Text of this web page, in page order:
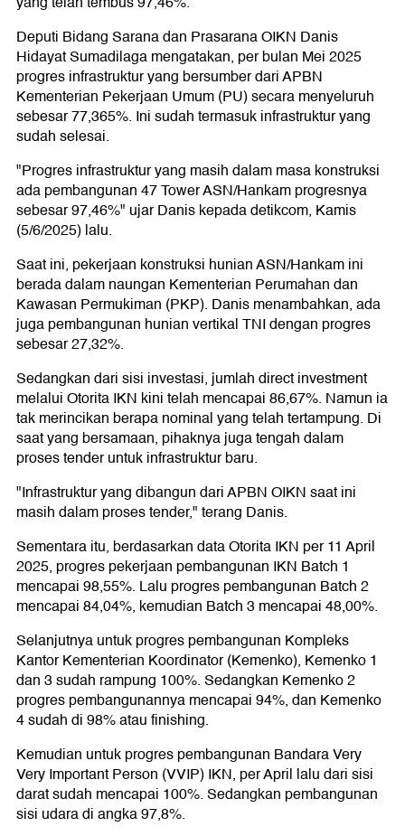
Deputi Bidang Sarana dan Prasarana OIKN Danis
Hidayat Sumadilaga mengatakan, per bulan Mei 2025
progres infrastruktur yang bersumber dari APBN
Kementerian Pekerjaan Umum (PU) secara menyeluruh
sebesar 77,365%. Ini sudah termasuk infrastruktur yang
sudah selesai.
"Progres infrastruktur yang masih dalam masa konstruksi
ada pembangunan 47 Tower ASN/Hankam progresnya
sebesar 97,46%" ujar Danis kepada detikcom, Kamis
(5/6/2025) lalu.
Saat ini, pekerjaan konstruksi hunian ASN/Hankam ini
berada dalam naungan Kementerian Perumahan dan
Kawasan Permukiman (PKP). Danis menambahkan, ada
juga pembangunan hunian vertikal TNI dengan progres
sebesar 27,32%.
Sedangkan dari sisi investasi, jumlah direct investment
melalui Otorita IKN kini telah mencapai 86,67%. Namun ia
tak merincikan berapa nominal yang telah tertampung. Di
saat yang bersamaan, pihaknya juga tengah dalam
proses tender untuk infrastruktur baru.
"Infrastruktur yang dibangun dari APBN OIKN saat ini
masih dalam proses tender," terang Danis.
Sementara itu, berdasarkan data Otorita IKN per 11 April
2025, progres pekerjaan pembangunan IKN Batch 1
mencapai 98,55%. Lalu progres pembangunan Batch 2
mencapai 84,04%, kemudian Batch 3 mencapai 48,00%.
Selanjutnya untuk progres pembangunan Kompleks
Kantor Kementerian Koordinator (Kemenko), Kemenko 1
dan 3 sudah rampung 100%. Sedangkan Kemenko 2
progres pembangunannya mencapai 94%, dan Kemenko
4 sudah di 98% atau finishing.
Kemudian untuk progres pembangunan Bandara Very
Very Important Person (VVIP) IKN, per April lalu dari sisi
darat sudah mencapai 100%. Sedangkan pembangunan
sisi udara di angka 97,8%.